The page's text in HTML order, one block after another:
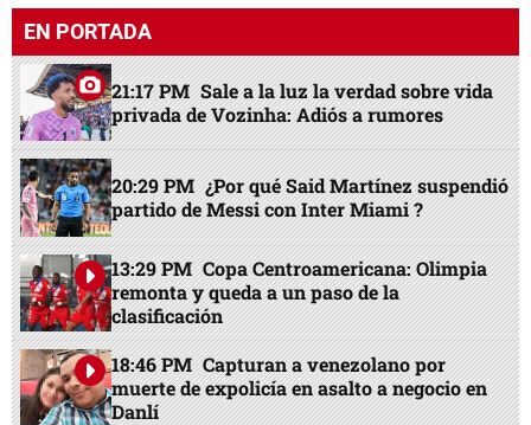
EN PORTADA
21:17 PM Sale a la luz la verdad sobre vida
privada de Vozinha: Adiós a rumores
20:29 PM ¿Por qué Said Martínez suspendió
partido de Messi con Inter Miami ?
13:29 PM Copa Centroamericana: Olimpia
remonta y queda a un paso de la
clasificación
18:46 PM Capturan a venezolano por
muerte de expolicía en asalto a negocio en
Danlí